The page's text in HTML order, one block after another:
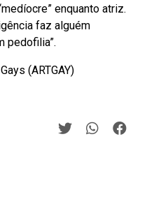
enquanto atriz.
faz alguém
pedofilia”.
(ARTGAY)